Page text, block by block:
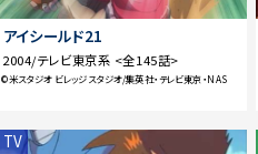
アイシールド21
2004/テレビ東京系 <全145話>
©米スタジオ ビレッジスタジオ/集英社・テレビ東京・NAS
TV